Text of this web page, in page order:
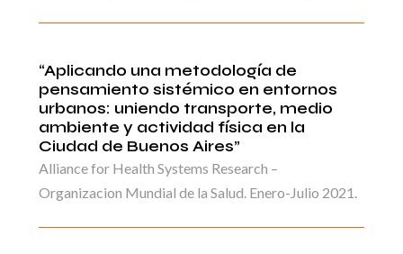
“Aplicando una metodología de
pensamiento sistémico en entornos
urbanos: uniendo transporte, medio
ambiente y actividad física en la
Ciudad de Buenos Aires”
Alliance for Health Systems Research –
Organizacion Mundial de la Salud. Enero-Julio 2021.